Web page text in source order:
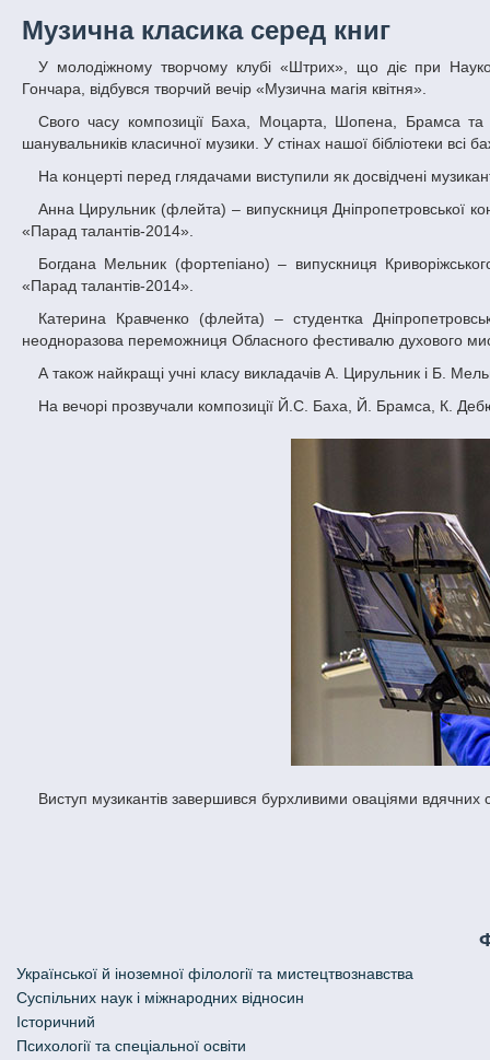
Музична класика серед книг
У молодіжному творчому клубі «Штрих», що діє при Науковій бібліотеці Дніпропетровського національного університету імені Олеся
Гончара, відбувся творчий вечір «Музична магія квітня».
Свого часу композиції Баха, Моцарта, Шопена, Брамса та багатьох інших класиків підкорили весь світ, і через століття заворожують
шанувальників класичної музики. У стінах нашої бібліотеки всі
На концерті перед глядачами виступили як досвідчені
Анна Цирульник (флейта) – випускниця Дніпропетровської консерваторії імені М. Глінки, переможниця Міжнародного фестивалю-конкурсу
«Парад талантів-2014».
Богдана Мельник (фортепіано) – випускниця Криворіжського педагогічного інституту, переможниця Міжнародного фестивалю-конкурсу
«Парад талантів-2014».
Катерина Кравченко (флейта) – студентка Дніпропетровського музичного училища імені М. Глінки (клас викладача Ф. Денисенко),
неодноразова переможниця Обласного фестивалю духового
А також найкращі учні класу викладачів А. Цирульник і Б.
На вечорі прозвучали композиції Й.С. Баха, Й. Брамса, К.
Виступ музикантів завершився бурхливими оваціями
Української й іноземної філології та мистецтвознавства
Cуспільних наук і міжнародних відносин
Історичний
Психології та спеціальної освіти